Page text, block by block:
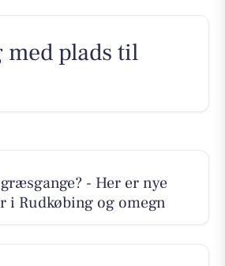
med plads til
- Her er nye
i Rudkøbing og omegn